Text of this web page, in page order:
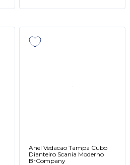
Anel Vedacao Tampa Cubo
Dianteiro Scania Moderno
BrCompany